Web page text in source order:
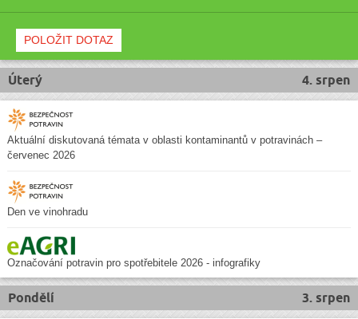
POLOŽIT DOTAZ
4. srpen
Úterý
Aktuální diskutovaná témata v oblasti kontaminantů v potravinách –
červenec 2026
Den ve vinohradu
Označování potravin pro spotřebitele 2026 - infografiky
3. srpen
Pondělí